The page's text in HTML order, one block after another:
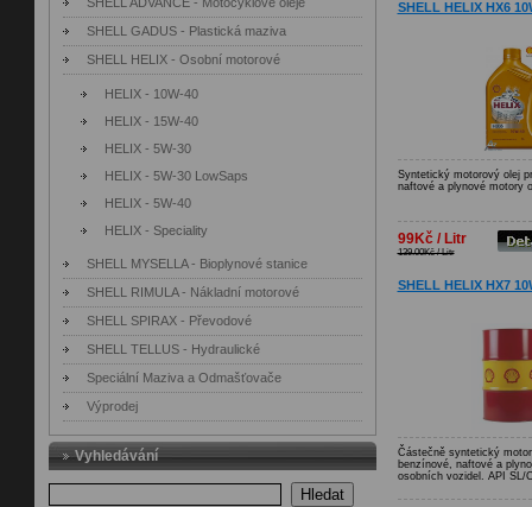
SHELL HELIX HX6
Syntetický motorový olej
naftové a plynové motory
99Kč / Litr
139.00Kč / Litr
SHELL HELIX HX7
Částečně syntetický
benzínové, naftové a
osobních vozidel. API SL/
SHELL GADUS - Plastická maziva
SHELL HELIX - Osobní motorové
HELIX - 10W-40
HELIX - 15W-40
HELIX - 5W-30
HELIX - 5W-30 LowSaps
HELIX - 5W-40
HELIX - Speciality
SHELL MYSELLA - Bioplynové stanice
SHELL RIMULA - Nákladní motorové
SHELL SPIRAX - Převodové
SHELL TELLUS - Hydraulické
Speciální Maziva a Odmašťovače
Výprodej
Vyhledávání
Hledat